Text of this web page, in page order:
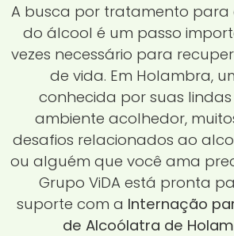
A busca por tratamento para
do álcool é um passo
vezes necessário para
de vida. Em Holambra,
conhecida por suas
ambiente acolhedor,
desafios relacionados ao
ou alguém que você ama
Grupo ViDA está pronta
suporte com a Internação
de Alcoólatra de